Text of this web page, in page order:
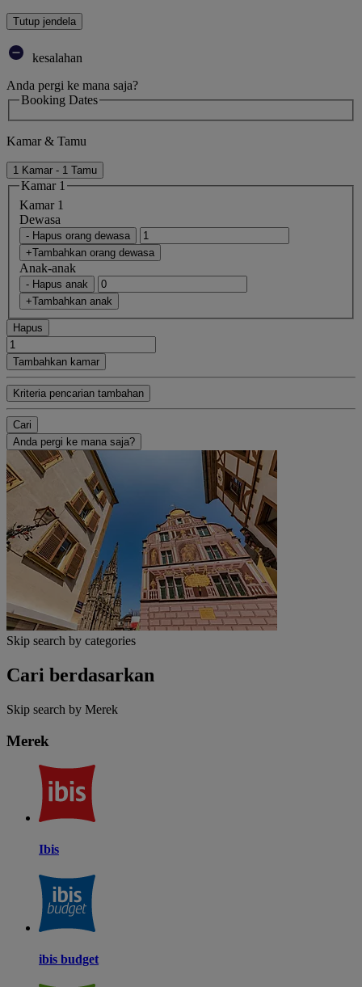
Tutup jendela
kesalahan
Anda pergi ke mana saja?
Booking Dates
Kamar & Tamu
1 Kamar - 1 Tamu
Kamar 1
Kamar 1
Dewasa
- Hapus orang dewasa
+Tambahkan orang dewasa
Anak-anak
- Hapus anak
+Tambahkan anak
Hapus
Tambahkan kamar
Kriteria pencarian tambahan
Cari
Anda pergi ke mana saja?
Skip search by categories
Cari berdasarkan
Skip search by Merek
Merek
Ibis
ibis budget